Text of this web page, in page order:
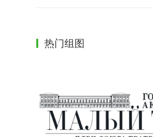
热门组图